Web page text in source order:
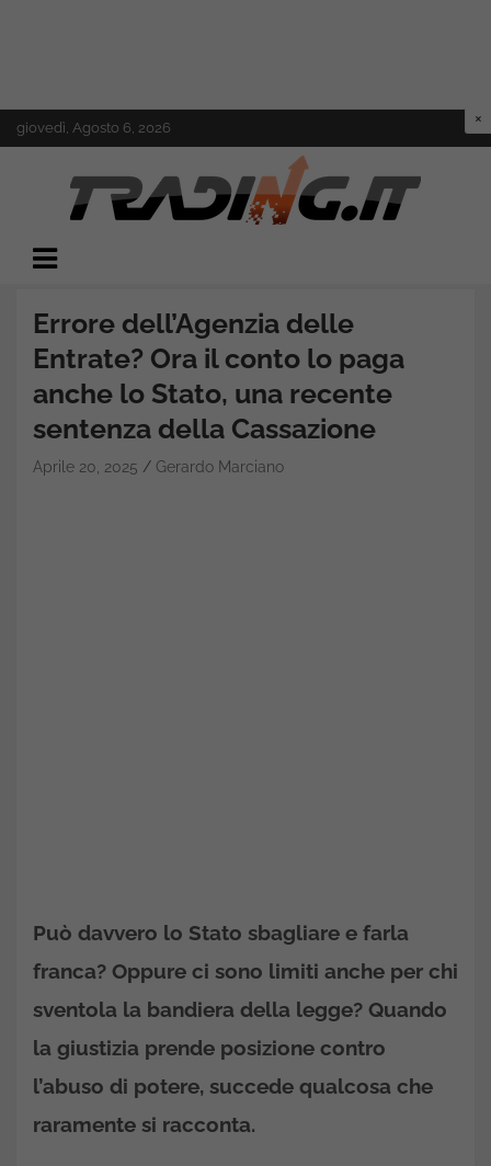
Skip
to
giovedì, Agosto 6, 2026
Trading.it
Errore dell’Agenzia delle
Entrate? Ora il conto lo paga
anche lo Stato, una recente
sentenza della Cassazione
Aprile 20, 2025 Gerardo Marciano
Può davvero lo Stato sbagliare e farla
franca? Oppure ci sono limiti anche per chi
sventola la bandiera della legge? Quando
la giustizia prende posizione contro
l’abuso di potere, succede qualcosa che
raramente si racconta.